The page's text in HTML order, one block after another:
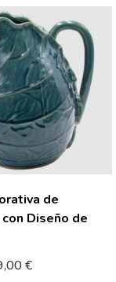
de
con Diseño de
€